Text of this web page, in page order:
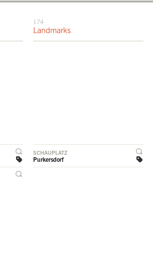
174
Landmarks
SCHAUPLATZ
Purkersdorf